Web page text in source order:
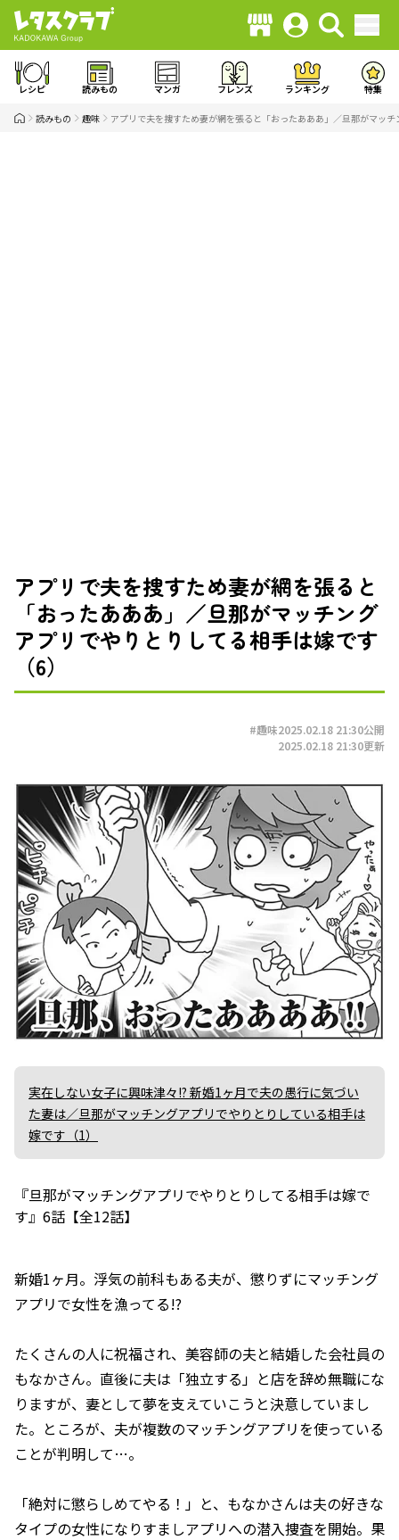
レシピ 読みもの マンガ フレンズ ランキング 特集
読みもの 趣味 アプリで夫を捜すため妻が網を張ると「おったあああ」／旦那がマッ
アプリで夫を捜すため妻が網を張ると
「おったあああ」／旦那がマッチング
アプリでやりとりしてる相手は嫁です
（6）
#趣味2025.02.18 21:30公開
2025.02.18 21:30更新
実在しない女子に興味津々!? 新婚1ヶ月で夫の愚行に気づい
た妻は／旦那がマッチングアプリでやりとりしている相手は
嫁です（1）
『旦那がマッチングアプリでやりとりしてる相手は嫁で
す』6話【全12話】
新婚1ヶ月。浮気の前科もある夫が、懲りずにマッチング
アプリで女性を漁ってる!?
たくさんの人に祝福され、美容師の夫と結婚した会社員の
もなかさん。直後に夫は「独立する」と店を辞め無職にな
りますが、妻として夢を支えていこうと決意していまし
た。ところが、夫が複数のマッチングアプリを使っている
ことが判明して…。
「絶対に懲らしめてやる！」と、もなかさんは夫の好きな
タイプの女性になりすましアプリへの潜入捜査を開始。果